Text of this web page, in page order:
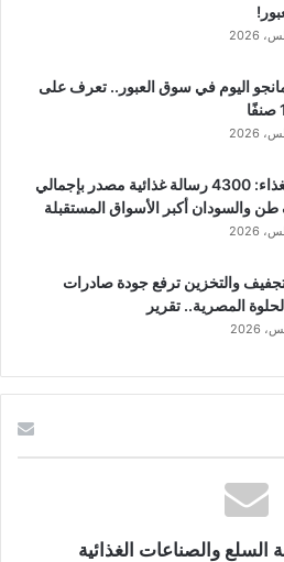
اليوم في سوق العبور.. تعرف على
سلامة الغذاء: 4300 رسالة غذائية مصدر بإجمالي
والتخزين ترفع جودة صادرات
المصرية.. تقرير
والصناعات الغذائية